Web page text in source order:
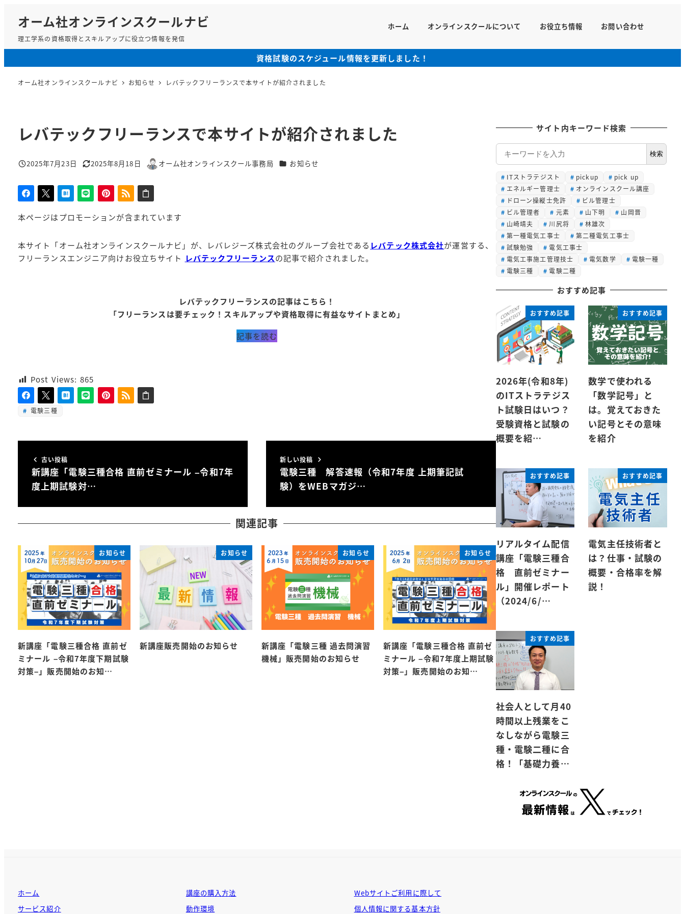
コ
オーム社オンラインスクールナビ
理工学系の資格取得とスキルアップに役立つ情報を発信
ホーム オンラインスクールについて お役立ち情報 お問い合わせ
資格試験のスケジュール情報を更新しました！
オーム社オンラインスクールナビ お知らせ レバテックフリーランスで本サイトが紹介されました
レバテックフリーランスで本サイトが紹介されました
投稿日
2025年7月23日 更新日
2025年8月18日
著
オーム社オンラインスクール事務局 カテゴリー
お知らせ
本ページはプロモーションが含まれています
本サイト「オーム社オンラインスクールナビ」が、レバレジーズ株式会社のグループ会社である レバテック株式会社が運営する、
フリーランスエンジニア向けお役立ちサイト レバテックフリーランスの記事で紹介されました。
レバテックフリーランスの記事はこちら！
「フリーランスは要チェック！スキルアップや資格取得に有益なサイトまとめ」
記事を読む
Post Views: 865
電験三種
古い投稿
新講座「電験三種合格 直前ゼミナール –令和7年
度上期試験対…
新しい投稿
電験三種 解答速報（令和7年度 上期筆記試
験）をWEBマガジ…
関連記事
お知らせ
新講座「電験三種合格 直前ゼ
ミナール –令和7年度下期試験
対策–」販売開始のお知…
お知らせ
新講座販売開始のお知らせ
お知らせ
新講座「電験三種 過去問演習
機械」販売開始のお知らせ
お知らせ
新講座「電験三種合格 直前ゼ
ミナール –令和7年度上期試験
対策–」販売開始のお知…
サイト内キーワード検索
検
検索
ITストラテジスト pickup
pick up
エネルギー管理士
オンラインスクール講座
ドローン操縦士免許
ビル管理士
ビル管理者
元素 山下明
山岡晋
山崎靖夫
川尻将
林雄次
第一種電気工事士
第二種電気工事士
試験勉強
電気工事士
電気工事施工管理技士
電気数学
電験一種
電験三種
電験二種
おすすめ記事
おすすめ記事
2026年(令和8年)
のITストラテジス
ト試験日はいつ？
受験資格と試験の
概要を紹…
おすすめ記事
数学で使われる
「数学記号」と
は。覚えておきた
い記号とその意味
を紹介
おすすめ記事
リアルタイム配信
講座「電験三種合
格 直前ゼミナー
ル」開催レポート
（2024/6/…
おすすめ記事
電気主任技術者と
は？仕事・試験の
概要・合格率を解
説！
おすすめ記事
社会人として月40
時間以上残業をこ
なしながら電験三
種・電験二種に合
格！「基礎力養…
ホーム
サービス紹介
講座の購入方法
動作環境
Webサイトご利用に際して
個人情報に関する基本方針